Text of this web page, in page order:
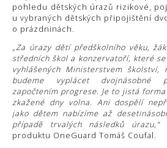
pohledu dětských úrazů rizikové,
u vybraných dětských připojištění
o prázdninách.
„Za úrazy dětí předškolního věku,
středních škol a konzervatoří, které
vyhlášených Ministerstvem školství,
budeme vyplácet dvojnásobné
započtením progrese. Je to jistá
zkažené dny volna. Ani dospělí
jako dětem nabízíme až
případě trvalých následků úrazu,“
produktu OneGuard Tomáš Coufal.